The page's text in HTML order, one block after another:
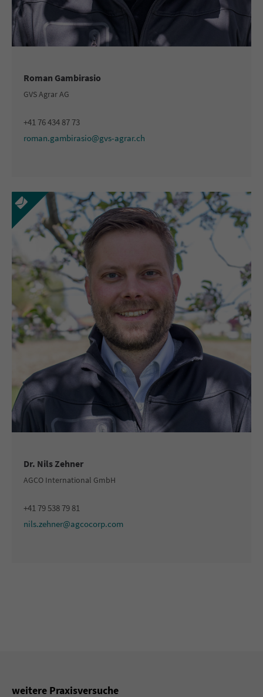
Roman Gambirasio
GVS Agrar AG
+41 76 434 87 73
roman.gambirasio@gvs-agrar.ch
Dr. Nils Zehner
AGCO International GmbH
+41 79 538 79 81
nils.zehner@agcocorp.com
weitere Praxisversuche